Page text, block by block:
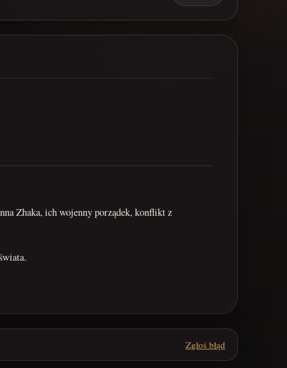
Zhaka, ich wojenny porządek, konflikt z
Zgłoś błąd